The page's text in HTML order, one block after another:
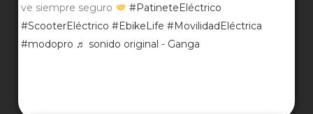
ve siempre seguro
#PatineteEléctrico
#ScooterEléctrico #EbikeLife #MovilidadEléctrica
#modopro ♬ sonido original - Ganga